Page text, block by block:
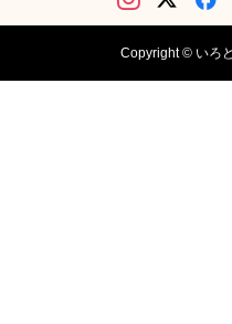
Copyright © いろ